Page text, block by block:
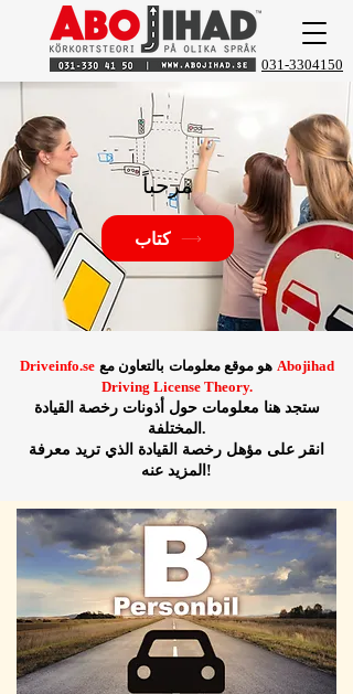
031-3304150
مرحباً
كتاب
Driveinfo.se هو موقع معلومات بالتعاون مع
Abojihad
Driving License Theory.
ستجد هنا معلومات حول أذونات رخصة القيادة
المختلفة.
انقر على مؤهل رخصة القيادة الذي تريد معرفة
المزيد عنه!